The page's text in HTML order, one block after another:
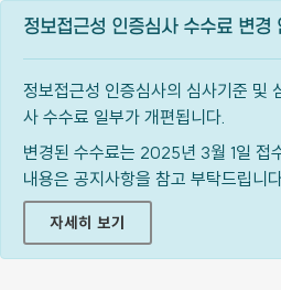
정보접근성 인증심사 수수료 변경
정보접근성 인증심사의 심사기준 및
사 수수료 일부가 개편됩니다.
변경된 수수료는 2025년 3월 1일 접
내용은 공지사항을 참고 부탁드립니
자세히 보기